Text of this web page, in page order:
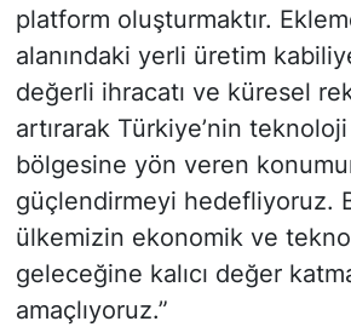
platform oluşturmaktır.
alanındaki yerli üretim
değerli ihracatı ve küresel
artırarak Türkiye’nin
bölgesine yön veren
güçlendirmeyi hedefliyoruz.
ülkemizin ekonomik ve
geleceğine kalıcı değer
amaçlıyoruz.”